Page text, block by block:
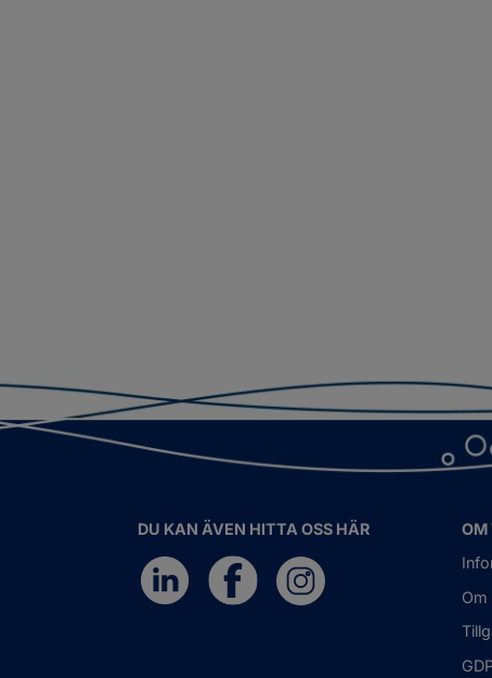
DU KAN ÄVEN HITTA OSS HÄR
OM